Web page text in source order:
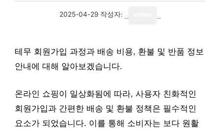
2025-04-29 작성자:
테무 회원가입 과정과 배송 비용, 환불 및 반품 정보
안내에 대해 알아보겠습니다.
온라인 쇼핑이 일상화됨에 따라, 사용자 친화적인
회원가입과 간편한 배송 및 환불 정책은 필수적인
요소가 되었습니다. 이를 통해 소비자는 보다 원활